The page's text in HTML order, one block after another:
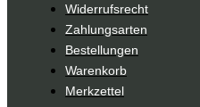
Widerrufsrecht
Zahlungsarten
Bestellungen
Warenkorb
Merkzettel